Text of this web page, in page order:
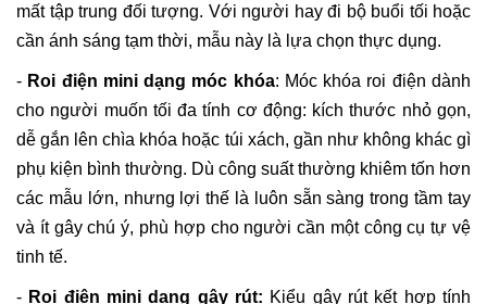
mất tập trung đối tượng. Với người hay đi bộ buổi tối hoặc
cần ánh sáng tạm thời, mẫu này là lựa chọn thực dụng.
- Roi điện mini dạng móc khóa: Móc khóa roi điện dành
cho người muốn tối đa tính cơ động: kích thước nhỏ gọn,
dễ gắn lên chìa khóa hoặc túi xách, gần như không khác gì
phụ kiện bình thường. Dù công suất thường khiêm tốn hơn
các mẫu lớn, nhưng lợi thế là luôn sẵn sàng trong tầm tay
và ít gây chú ý, phù hợp cho người cần một công cụ tự vệ
tinh tế.
- Roi điện mini dạng gậy rút: Kiểu gậy rút kết hợp tính